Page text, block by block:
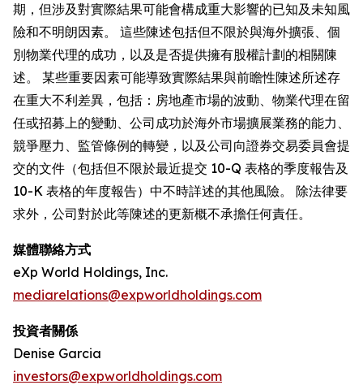
期，但涉及對實際結果可能會構成重大影響的已知及未知風
險和不明朗因素。 這些陳述包括但不限於與海外擴張、個
別物業代理的成功，以及是否提供擁有股權計劃的相關陳
述。 某些重要因素可能導致實際結果與前瞻性陳述所述存
在重大不利差異，包括：房地產市場的波動、物業代理在留
任或招募上的變動、公司成功於海外市場擴展業務的能力、
競爭壓力、監管條例的轉變，以及公司向證券交易委員會提
交的文件（包括但不限於最近提交 10-Q 表格的季度報告及
10-K 表格的年度報告）中不時詳述的其他風險。 除法律要
求外，公司對於此等陳述的更新概不承擔任何責任。
媒體聯絡方式
eXp World Holdings, Inc.
mediarelations@expworldholdings.com
投資者關係
Denise Garcia
investors@expworldholdings.com